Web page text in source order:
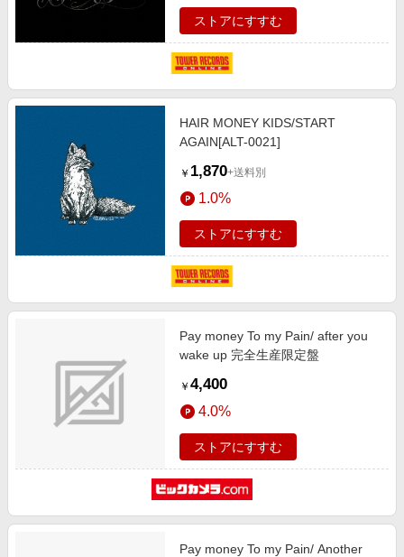
ストアにすすむ
HAIR MONEY KIDS/START
AGAIN[ALT-0021]
￥ 1,870+送料別
1.0%
ストアにすすむ
Pay money To my Pain/ after you
wake up 完全生産限定盤
￥ 4,400
4.0%
ストアにすすむ
Pay money To my Pain/ Another